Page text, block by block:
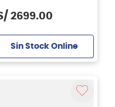
2699.00
Sin Stock Online